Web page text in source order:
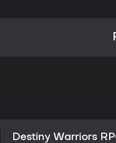
Destiny Warriors